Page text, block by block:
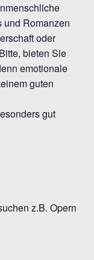
und Romanzen
oder
bieten Sie
emotionale
guten
gut
z.B. Opern